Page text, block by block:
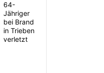
64-
Jähriger
bei Brand
in Trieben
verletzt